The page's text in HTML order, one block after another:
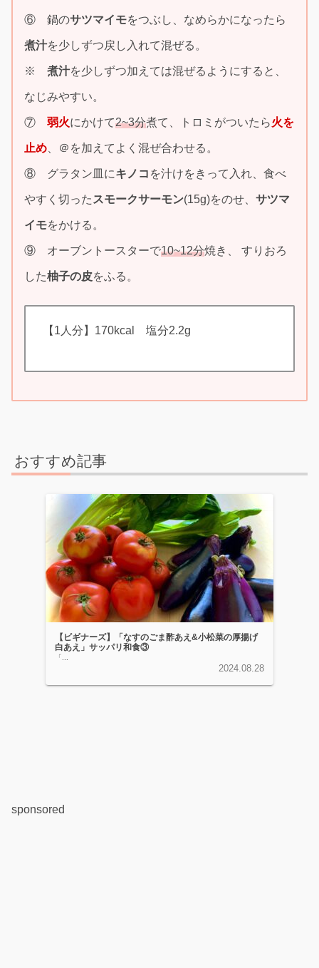
⑥ 鍋のサツマイモをつぶし、なめらかになったら
煮汁を少しずつ戻し入れて混ぜる。
※ 煮汁を少しずつ加えては混ぜるようにすると、
なじみやすい。
⑦ 弱火にかけて2~3分煮て、トロミがついたら火を
止め 、＠を加えてよく混ぜ合わせる。
⑧ グラタン皿にキノコ を汁けをきって入れ、食べ
やすく切った スモークサーモン(15g)をのせ、 サツマ
イモをかける。
⑨ オーブントースターで10~12分焼き、 すりおろ
した柚子の皮をふる。
【1人分】170kcal 塩分2.2g
おすすめ記事
【ビギナーズ】「なすのごま酢あえ&小松菜の厚揚げ
白あえ」サッパリ和食③
「...
2024.08.28
sponsored